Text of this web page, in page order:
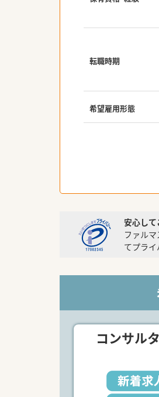
転職時期
希望雇用形態
安心し
ファル
てプライ
コンサル